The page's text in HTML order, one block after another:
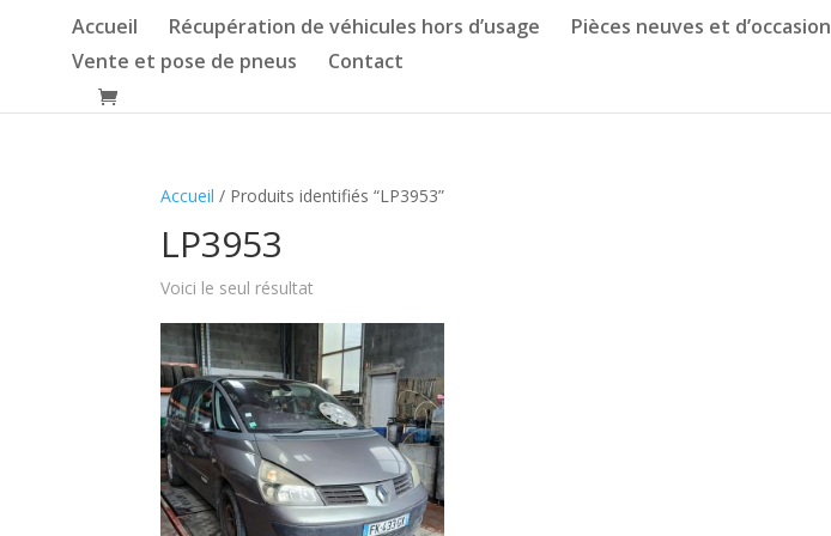
Accueil Récupération de véhicules hors d’usage Pièces neuves et d’occasion
Vente et pose de pneus
Contact
Accueil / Produits identifiés “LP3953”
LP3953
Voici le seul résultat